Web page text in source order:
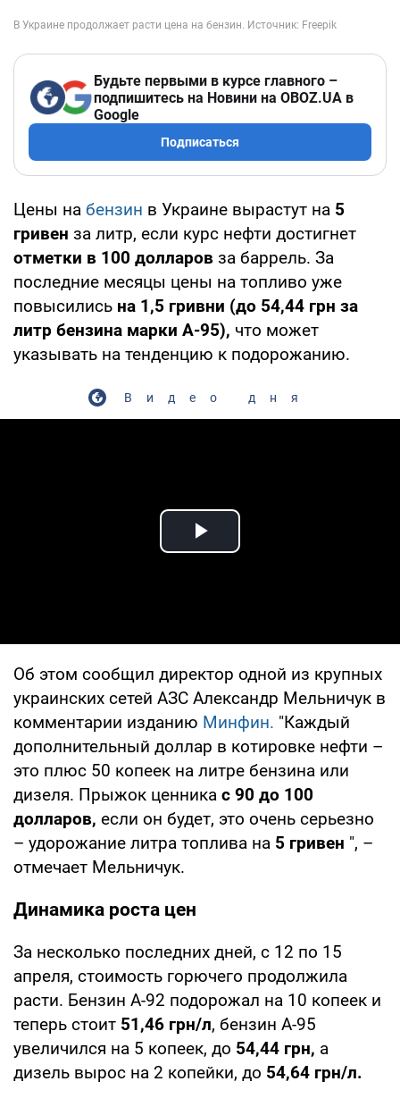
Будьте первыми в курсе главного –
подпишитесь на Новини на OBOZ.UA в
Google
Подписаться
Цены на бензин в Украине вырастут на 5
гривен за литр, если курс нефти достигнет
отметки в 100 долларов за баррель. За
последние месяцы цены на топливо уже
повысились на 1,5 гривни (до 54,44 грн за
литр бензина марки А-95), что может
указывать на тенденцию к подорожанию.
Видео дня
Play Video
Об этом сообщил директор одной из крупных
украинских сетей АЗС Александр Мельничук в
комментарии изданию Минфин. "Каждый
дополнительный доллар в котировке нефти –
это плюс 50 копеек на литре бензина или
дизеля. Прыжок ценника с 90 до 100
долларов, если он будет, это очень серьезно
– удорожание литра топлива на 5 гривен ", –
отмечает Мельничук.
Динамика роста цен
За несколько последних дней, с 12 по 15
апреля, стоимость горючего продолжила
расти. Бензин А-92 подорожал на 10 копеек и
теперь стоит 51,46 грн/л, бензин А-95
увеличился на 5 копеек, до 54,44 грн, а
дизель вырос на 2 копейки, до 54,64 грн/л.